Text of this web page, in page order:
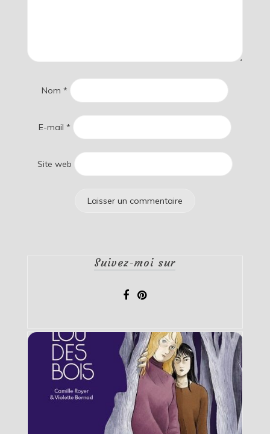
Nom *
E-mail *
Site web
Suivez-moi sur